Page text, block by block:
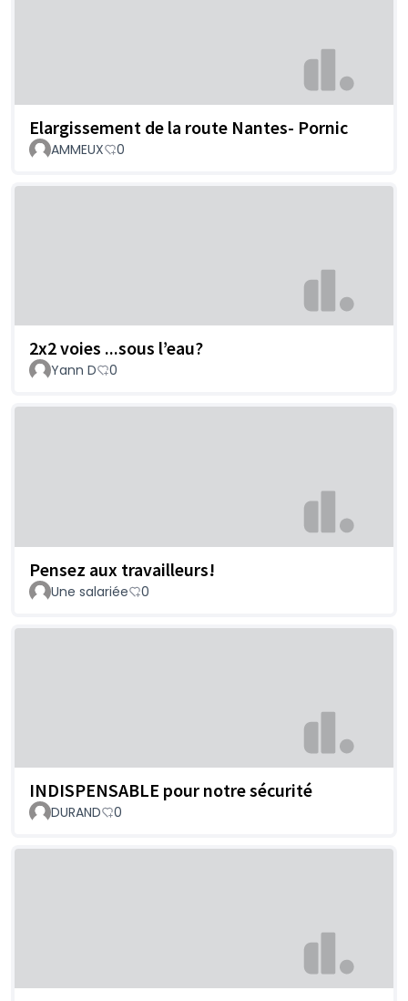
Elargissement de la route Nantes- Pornic
AMMEUX 0
2x2 voies ...sous l’eau?
Yann D 0
Pensez aux travailleurs!
Une salariée 0
INDISPENSABLE pour notre sécurité
DURAND 0